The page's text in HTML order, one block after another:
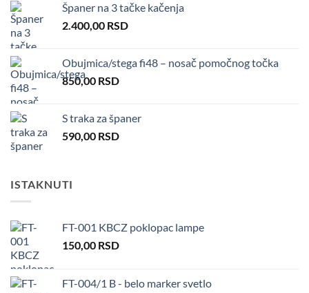
Španer na 3 tačke kačenja
2.400,00 RSD
Obujmica/stega fi48 – nosač pomočnog točka
850,00 RSD
S traka za španer
590,00 RSD
ISTAKNUTI
FT-001 KBCZ poklopac lampe
150,00 RSD
FT-004/1 B - belo marker svetlo